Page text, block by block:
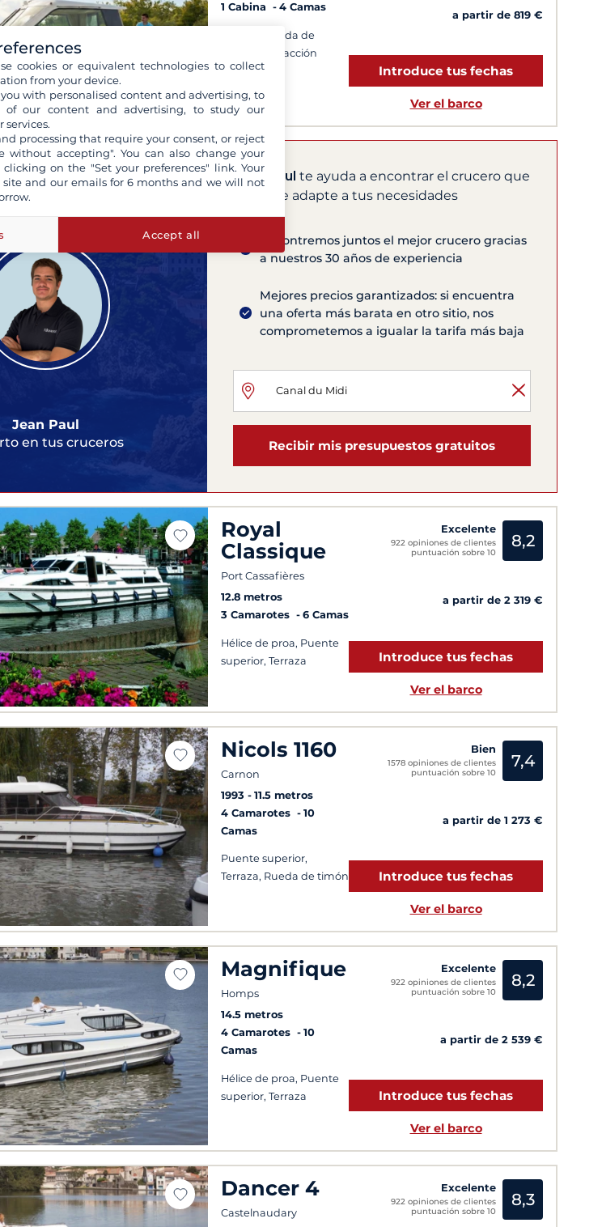
1 Cabina
4 Camas
Terraza, Rueda de
timón, Calefacción
a partir de 819 €
Introduce tus fechas
Ver el barco
asesoramiento?
Jean Paul
en tus cruceros
Jean Paul te ayuda a encontrar el crucero que
mejor se adapte a tus necesidades
Encontremos juntos el mejor crucero gracias
a nuestros 30 años de experiencia
Mejores precios garantizados: si encuentra
una oferta más barata en otro sitio, nos
comprometemos a igualar la tarifa más baja
Recibir mis presupuestos gratuitos
Royal
Classique
Port Cassafières
12.8 metros
3 Camarotes
6 Camas
Hélice de proa, Puente
superior, Terraza
Excelente
922 opiniones de clientes
puntuación sobre 10
8,2
a partir de 2 319 €
Introduce tus fechas
Ver el barco
Nicols 1160
Carnon
1993
11.5 metros
4 Camarotes
10
Camas
Puente superior,
Terraza, Rueda de timón
Bien
1578 opiniones de clientes
puntuación sobre 10
7,4
a partir de 1 273 €
Introduce tus fechas
Ver el barco
Magnifique
Homps
14.5 metros
4 Camarotes
10
Camas
Hélice de proa, Puente
superior, Terraza
Excelente
922 opiniones de clientes
puntuación sobre 10
8,2
a partir de 2 539 €
Introduce tus fechas
Ver el barco
Dancer 4
Castelnaudary
Excelente
922 opiniones de clientes
puntuación sobre 10
8,3
cookies or equivalent technologies to collect
from your device.
with personalised content and advertising, to
of our content and advertising, to study our
services.
processing that require your consent, or reject
without accepting". You can also change your
on the "Set your preferences" link. Your
and our emails for 6 months and we will not
Accept all